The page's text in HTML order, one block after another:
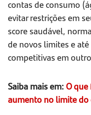
contas de consumo
evitar restrições em
score saudável,
de novos limites e
competitivas em
Saiba mais em: O que
aumento no limite do